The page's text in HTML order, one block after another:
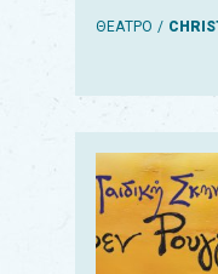
ΘΕΑΤΡΟ